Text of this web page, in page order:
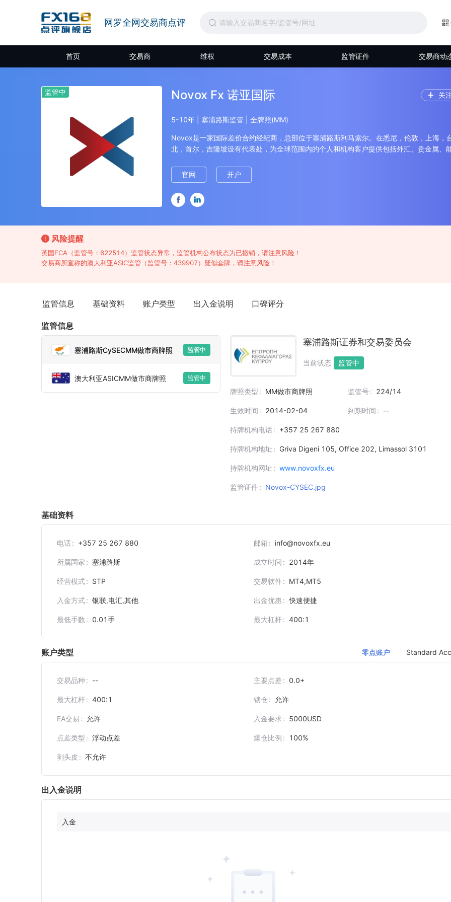
网罗全网交易商点评
首页 交易商 维权 交易成本 监管证件 交易商动
监管中 Novox Fx 诺亚国际 关
5-10年 | 塞浦路斯监管 | 全牌照(MM)
Novox是一家国际差价合约经纪商，总部位于塞浦路斯利马索尔。在悉尼，伦敦，上海，
北，首尔，吉隆坡设有代表处，为全球范围内的个人和机构客户提供包括外汇、贵金属、
金，资产管理公司，高净值客户与普通交易者。
官网 开户
风险提醒
英国FCA（监管号：622514）监管状态异常，监管机构公布状态为已撤销，请注意风险！
交易商所宣称的澳大利亚ASIC监管（监管号：439907）疑似套牌，请注意风险！
监管信息 基础资料 账户类型 出入金说明 口碑评分
监管信息
塞浦路斯CySECMM做市商牌照 监管中
澳大利亚ASICMM做市商牌照 监管中
塞浦路斯证券和交易委员会
当前状态 监管中
牌照类型 MM做市商牌照 监管号 224/14
生效时间 2014-02-04 到期时间 --
持牌机构电话 +357 25 267 880
持牌机构地址 Griva Digeni 105, Office 202, Limassol 3101
持牌机构网址 www.novoxfx.eu
监管证件 Novox-CYSEC.jpg
基础资料
电话 +357 25 267 880 邮箱 info@novoxfx.eu
所属国家 塞浦路斯 成立时间 2014年
经营模式 STP 交易软件 MT4,MT5
入金方式 银联,电汇,其他 出金优惠 快速便捷
最低手数 0.01手 最大杠杆 400:1
账户类型 零点账户 Standard
交易品种 -- 主要点差 0.0+
最大杠杆 400:1 锁仓 允许
EA交易 允许 入金要求 5000USD
点差类型 浮动点差 爆仓比例 100%
剥头皮 不允许
出入金说明
入金